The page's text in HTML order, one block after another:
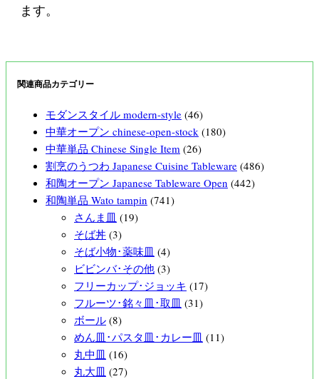
ます。
関連商品カテゴリー
モダンスタイル modern-style (46)
中華オープン chinese-open-stock (180)
中華単品 Chinese Single Item (26)
割烹のうつわ Japanese Cuisine Tableware (486)
和陶オープン Japanese Tableware Open (442)
和陶単品 Wato tampin (741)
さんま皿 (19)
そば丼 (3)
そば小物･薬味皿 (4)
ビビンバ･その他 (3)
フリーカップ･ジョッキ (17)
フルーツ･銘々皿･取皿 (31)
ボール (8)
めん皿･パスタ皿･カレー皿 (11)
丸中皿 (16)
丸大皿 (27)